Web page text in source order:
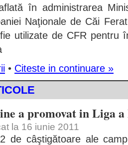
în administrarea
Naţionale de Căi
utilizate de CFR pentru
• Citeste in continuare »
a promovat in Liga
la 16 iunie 2011
de câştigătoare ale